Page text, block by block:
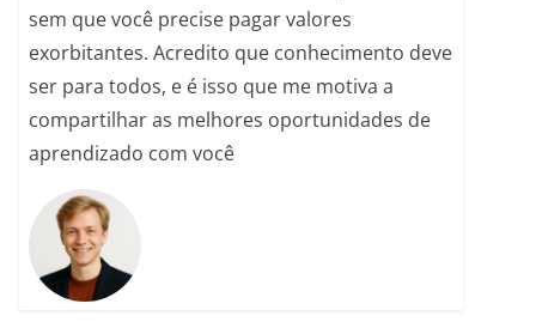
sem que você precise pagar valores
exorbitantes. Acredito que conhecimento deve
ser para todos, e é isso que me motiva a
compartilhar as melhores oportunidades de
aprendizado com você